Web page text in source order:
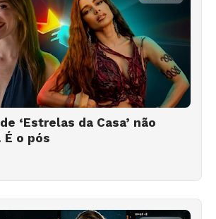
‘Estrelas da Casa’ não
o pós